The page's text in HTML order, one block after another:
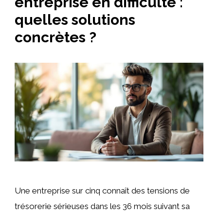
quelles solutions
concrètes ?
Une entreprise sur cinq connaît des tensions de
trésorerie sérieuses dans les 36 mois suivant sa